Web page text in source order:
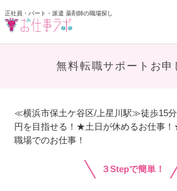
正社員・パート・派遣 薬剤師の職場探し
無料転職サポートお申
≪横浜市保土ケ谷区/上星川駅≫徒歩15
円を目指せる！★土日が休めるお仕事
職場でのお仕事！
３Stepで簡単！